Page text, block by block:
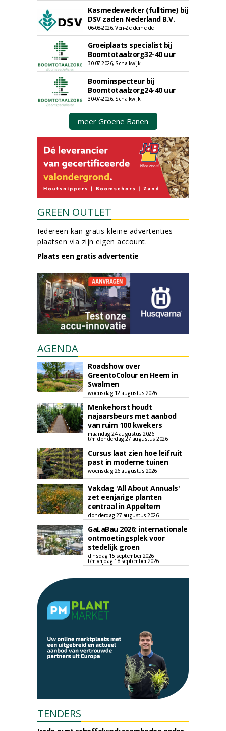
Kasmedewerker (fulltime) bij
DSV zaden Nederland B.V.
06-08-2026, Ven-Zelderheide
Groeiplaats specialist bij
Boomtotaalzorg32-40 uur
30-07-2026, Schalkwijk
Boominspecteur bij
Boomtotaalzorg24-40 uur
30-07-2026, Schalkwijk
meer Groene Banen
GREEN OUTLET
Iedereen kan gratis kleine advertenties
plaatsen via zijn eigen account.
Plaats een gratis advertentie
AGENDA
Roadshow over
GreentoColour en Heem in
Swalmen
woensdag 12 augustus 2026
Menkehorst houdt
najaarsbeurs met aanbod
van ruim 100 kwekers
maandag 24 augustus 2026
t/m donderdag 27 augustus 2026
Cursus laat zien hoe leifruit
past in moderne tuinen
woensdag 26 augustus 2026
Vakdag 'All About Annuals'
zet eenjarige planten
centraal in Appeltern
donderdag 27 augustus 2026
GaLaBau 2026: internationale
ontmoetingsplek voor
stedelijk groen
dinsdag 15 september 2026
t/m vrijdag 18 september 2026
TENDERS